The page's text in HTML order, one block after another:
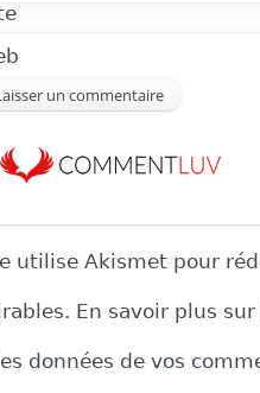
utilise Akismet pour
En savoir plus sur
données de vos